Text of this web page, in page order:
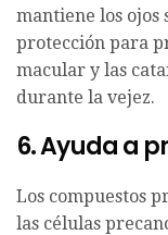
mantiene los ojos
protección para
macular y las
durante la vejez.
6. Ayuda a
Los compuestos
las células